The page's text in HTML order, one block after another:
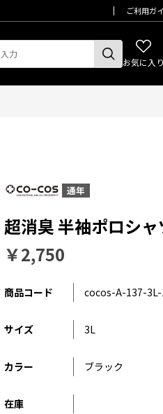
ご利用ガ
お気に入り
超消臭 半袖ポロシ
￥2,750
商品コード cocos-A-137-3L-
サイズ 3L
カラー ブラック
在庫